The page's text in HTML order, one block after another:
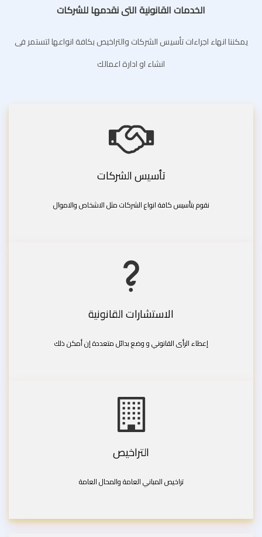
الخدمات القانونية التى نقدمها للشركات
يمكننا انهاء اجراءات تأسيس الشركات والتراخيص بكافة انواعها لتستمر فى
انشاء او ادارة اعمالك
تأسيس الشركات
نقوم بتأسيس كافة انواع الشركات مثل الاشخاص والاموال
الاستشارات القانونية
إعطاء الرأى القانوني و وضع بدائل متعددة إن أمكن ذلك
التراخيص
تراخيص المباني العامة والمحال العامة